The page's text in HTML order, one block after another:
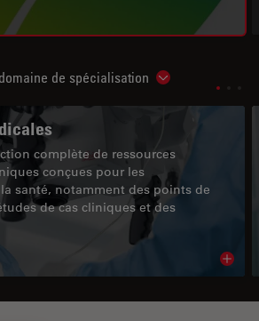
de spécialisation Show
complète de ressources
conçues pour les
santé, notamment des points de
de cas cliniques et des